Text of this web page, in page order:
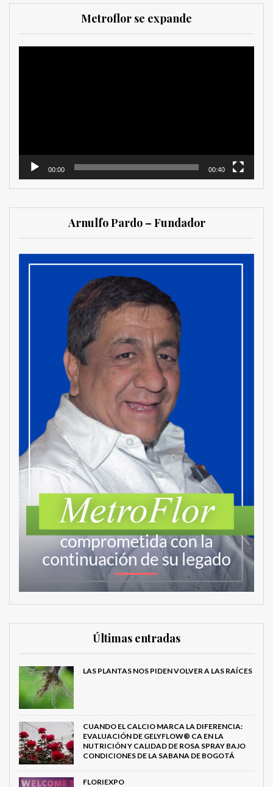
Metroflor se expande
00:00 00:40
Arnulfo Pardo – Fundador
Últimas entradas
LAS PLANTAS NOS PIDEN VOLVER A LAS RAÍCES
CUANDO EL CALCIO MARCA LA DIFERENCIA:
EVALUACIÓN DE GELYFLOW® CA EN LA
NUTRICIÓN Y CALIDAD DE ROSA SPRAY BAJO
CONDICIONES DE LA SABANA DE BOGOTÁ
FLORIEXPO